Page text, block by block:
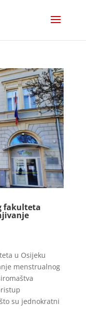
fakulteta
u Osijeku
menstrualnog
su jednokratni